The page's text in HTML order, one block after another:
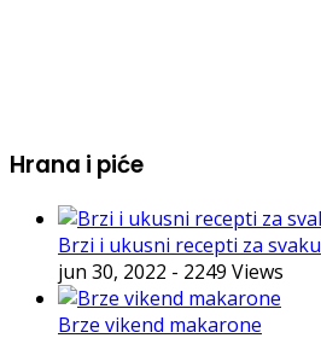
Hrana i piće
Brzi i ukusni recepti za svaku
jun 30, 2022 - 2249 Views
Brze vikend makarone